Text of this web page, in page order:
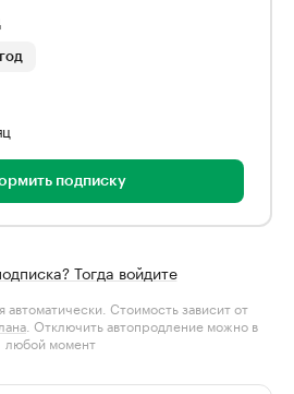
подписку
Тогда войдите
автоматически. Стоимость зависит от
. Отключить автопродление можно в
любой момент